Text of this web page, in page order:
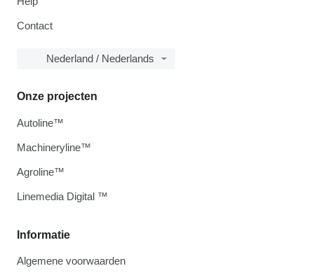
Contact
Nederland / Nederlands
Informatie
Algemene voorwaarden
Onze projecten
Autoline™
Machineryline™
Agroline™
Linemedia Digital ™